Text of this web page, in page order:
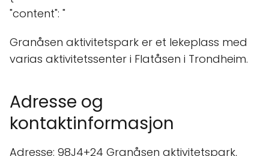
"content": "
Granåsen aktivitetspark er et lekeplass med
varias aktivitetssenter i Flatåsen i Trondheim.
Adresse og
kontaktinformasjon
Adresse: 98J4+24 Granåsen aktivitetspark,